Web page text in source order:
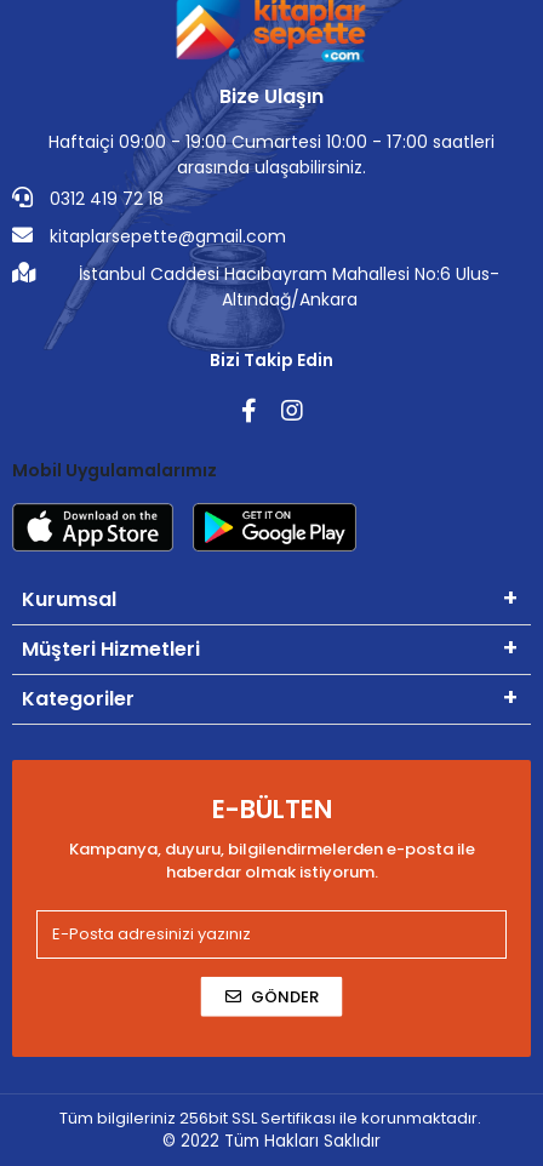
Bize Ulaşın
Haftaiçi 09:00 - 19:00 Cumartesi 10:00 - 17:00 saatleri
arasında ulaşabilirsiniz.
0312 419 72 18
kitaplarsepette@gmail.com
İstanbul Caddesi Hacıbayram Mahallesi No:6 Ulus-
Altındağ/Ankara
Bizi Takip Edin
Mobil Uygulamalarımız
Kurumsal
Müşteri Hizmetleri
Kategoriler
E-BÜLTEN
Kampanya, duyuru, bilgilendirmelerden e-posta ile
haberdar olmak istiyorum.
GÖNDER
Tüm bilgileriniz 256bit SSL Sertifikası ile korunmaktadır.
© 2022 Tüm Hakları Saklıdır